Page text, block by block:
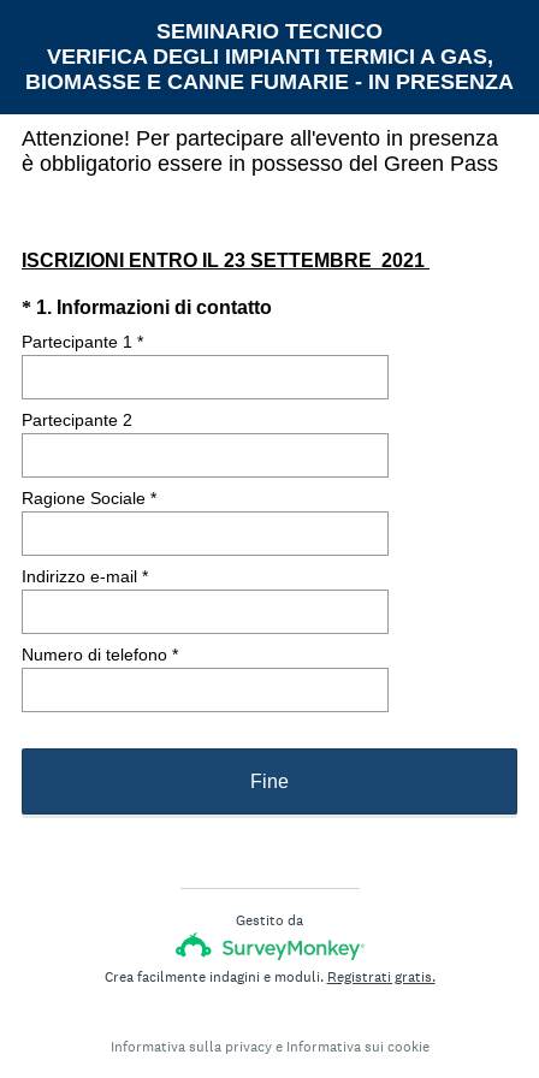
SEMINARIO TECNICO
VERIFICA DEGLI IMPIANTI TERMICI A GAS,
BIOMASSE E CANNE FUMARIE - IN PRESENZA
Attenzione! Per partecipare all'evento in presenza
è obbligatorio essere in possesso del Green Pass
ISCRIZIONI ENTRO IL 23 SETTEMBRE 2021
Question
Title
* 1. Informazioni di contatto(
g
a
r
Partecipante 1 *
Partecipante 2
Ragione Sociale *
Indirizzo e-mail *
Numero di telefono *
Fine
Gestito da
Crea facilmente indagini e moduli. Registrati gratis.
Informativa sulla privacye Informativa sui cookie